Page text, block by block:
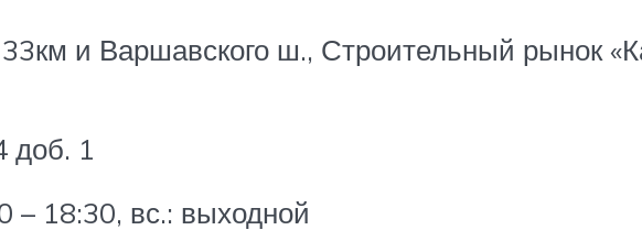
и Варшавского ш., Строительный рынок
доб. 1
– 18:30, вс.: выходной